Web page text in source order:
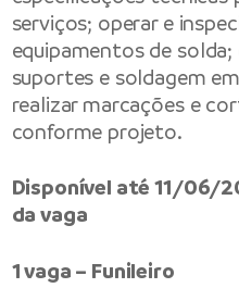
serviços; operar e
equipamentos de
suportes e soldagem
realizar marcações e
conforme projeto.
Disponível até 11/06/
da vaga
1 vaga – Funileiro